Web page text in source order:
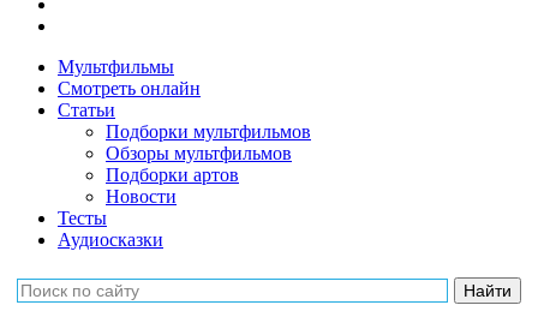
Мультфильмы
Смотреть онлайн
Статьи
Подборки мультфильмов
Обзоры мультфильмов
Подборки артов
Новости
Тесты
Аудиосказки